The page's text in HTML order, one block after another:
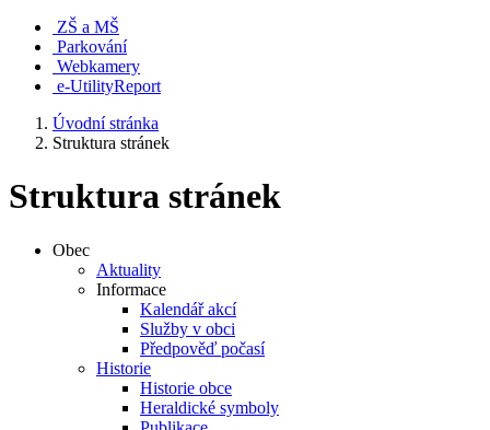
ZŠ a MŠ
Parkování
Webkamery
e-UtilityReport
Úvodní stránka
Struktura stránek
Struktura stránek
Obec
Aktuality
Informace
Kalendář akcí
Služby v obci
Předpověď počasí
Historie
Historie obce
Heraldické symboly